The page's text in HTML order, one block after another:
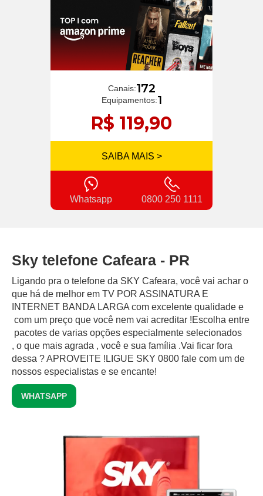
Canais:172
Equipamentos:1
R$ 119,90
SAIBA MAIS >
Whatsapp 0800 250 1111
Sky telefone Cafeara - PR
Ligando pra o telefone da SKY Cafeara, você vai achar o
que há de melhor em TV POR ASSINATURA E
INTERNET BANDA LARGA com excelente qualidade e
com um preço que você nem vai acreditar !Escolha entre
pacotes de varias opções especialmente selecionados
, o que mais agrada , você e sua família .Vai ficar fora
dessa ? APROVEITE !LIGUE SKY 0800 fale com um de
nossos especialistas e se encante!
WHATSAPP